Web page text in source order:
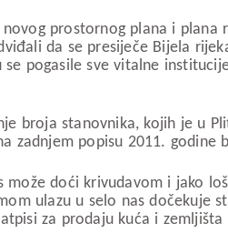
prostornog plana i
da se presiječe Bijela
pogasile sve vitalne
broja stanovnika, kojih je u
zadnjem popisu 2011.
može doći krivudavom i jako
ulazu u selo nas dočekuje
za prodaju kuća i